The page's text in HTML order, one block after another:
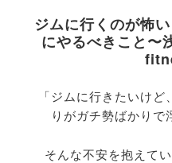
ジムに行くのが怖
にやるべきこと〜
「ジムに行きたいけ
りがガチ勢ばかりで
そんな不安を抱えて